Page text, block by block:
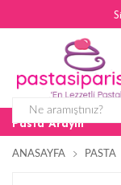
Pasta Arayın
ANASAYFA PASTA